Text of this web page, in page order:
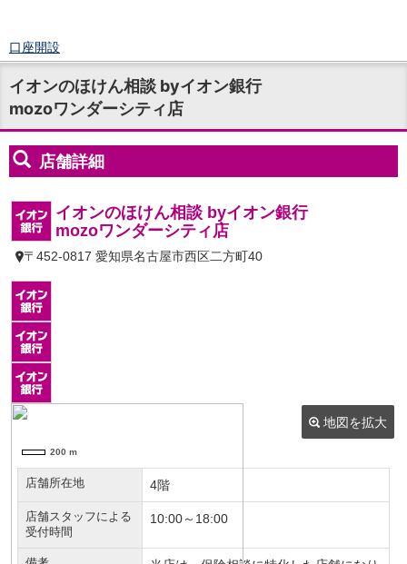
口座開設
ログイン
チャット
メニュー
商品・サービス
預金
円預金TOP
定期預金
積立式定期預金
外貨預金 TOP
外貨定期預金
外貨普通預金積立
資産運用
投資信託
証券口座開設
投信つみたて
NISA
金銭信託のしくみ
取扱商品一覧
iDeCo・国民年金基金
iDeCo（個人型確定拠出年金）
国民年金基金
ロボアドバイザークラウドファンディングTOP
イオンのほけん相談 byイオン銀行
mozoワンダーシティ店